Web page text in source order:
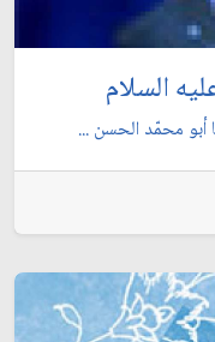
السلام
محمّد الحسن ...